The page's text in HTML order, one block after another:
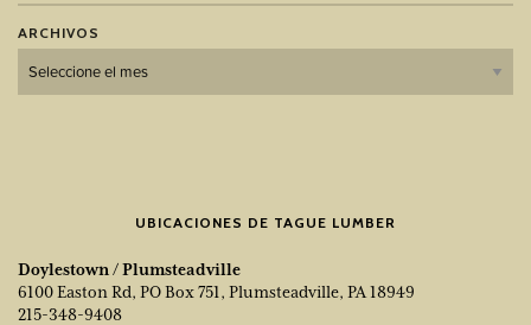
ARCHIVOS
Archivos
UBICACIONES DE TAGUE LUMBER
Doylestown / Plumsteadville
6100 Easton Rd, PO Box 751, Plumsteadville, PA 18949
215-348-9408